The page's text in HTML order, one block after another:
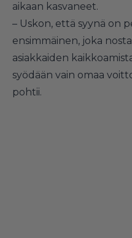
aikaan kasvaneet.
– Uskon, että syynä on
ensimmäinen, joka
asiakkaiden
syödään vain omaa
pohtii.